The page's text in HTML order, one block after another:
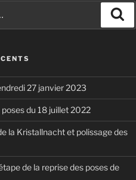
27 janvier 2023
du 18 juillet 2022
la Kristallnacht et polissage des
de la reprise des poses de